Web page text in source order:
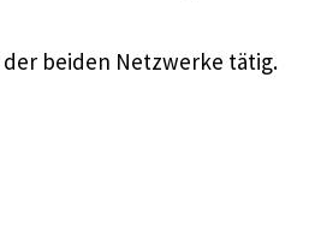
beiden Netzwerke tätig.